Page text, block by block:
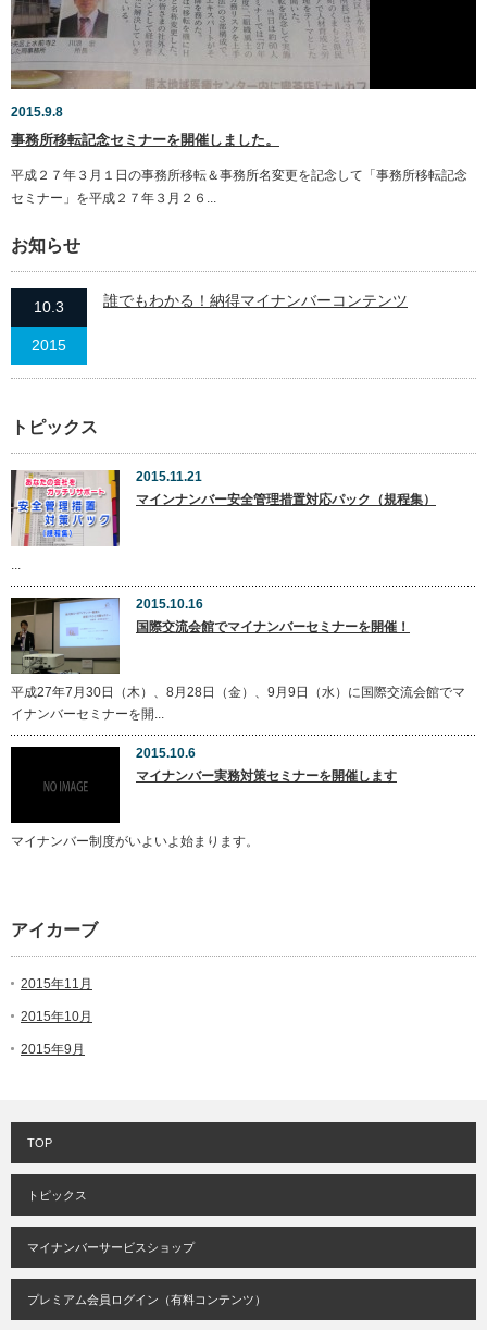
2015.9.8
事務所移転記念セミナーを開催しました。
平成２７年３月１日の事務所移転＆事務所名変更を記念して「事務所移転記念
セミナー」を平成２７年３月２６...
お知らせ
10.3
2015
誰でもわかる！納得マイナンバーコンテンツ
トピックス
2015.11.21
マインナンバー安全管理措置対応パック（規程集）
...
2015.10.16
国際交流会館でマイナンバーセミナーを開催！
平成27年7月30日（木）、8月28日（金）、9月9日（水）に国際交流会館でマ
イナンバーセミナーを開...
2015.10.6
マイナンバー実務対策セミナーを開催します
マイナンバー制度がいよいよ始まります。
アイカーブ
2015年11月
2015年10月
2015年9月
TOP
トピックス
マイナンバーサービスショップ
プレミアム会員ログイン（有料コンテンツ）